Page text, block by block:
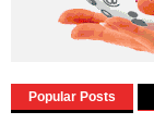
Popular Posts